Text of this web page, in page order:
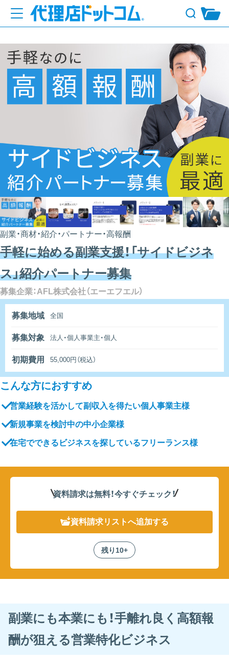
副業・商材・紹介・パートナー・高報酬
手軽に始める副業支援！「サイドビジネ
ス」紹介パートナー募集
募集企業：AFL株式会社（エーエフエル）
募集地域 全国
募集対象 法人・個人事業主・個人
初期費用 55,000円（税込）
こんな方におすすめ
営業経験を活かして副収入を得たい個人事業主様
新規事業を検討中の中小企業様
在宅でできるビジネスを探しているフリーランス様
資料請求は無料！今すぐチェック！
資料請求リストへ追加する
残り10+
副業にも本業にも！手離れ良く高額報
酬が狙える営業特化ビジネス